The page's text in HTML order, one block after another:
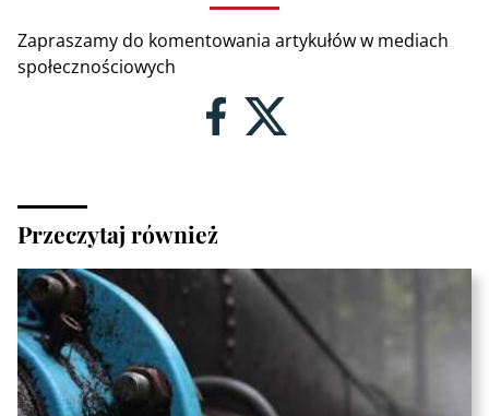
Zapraszamy do komentowania artykułów w mediach
społecznościowych
Przeczytaj również